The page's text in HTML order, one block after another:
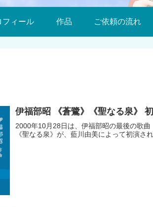
フィール 作品 ご依頼の流れ
伊福部昭 《蒼鷺》《聖なる泉》
2000年10月28日は、伊福部昭の最後の歌曲
《聖なる泉》が、藍川由美によって初演さ